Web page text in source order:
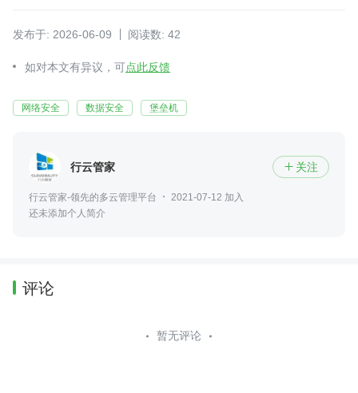
发布于: 2026-06-09 阅读数: 42
如对本文有异议，可点此反馈
网络安全 数据安全 堡垒机
行云管家  关注
行云管家-领先的多云管理平台
2021-07-12 加入
还未添加个人简介
评论
暂无评论